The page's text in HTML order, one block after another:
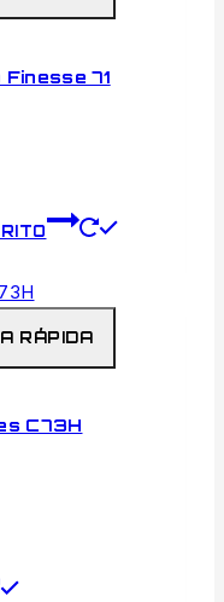
71
RÁPIDA
C73H